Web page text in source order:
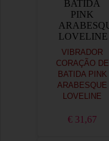
VIBRADOR
CORAÇÃO DE
BATIDA PINK
ARABESQUE
LOVELINE
€ 31,67